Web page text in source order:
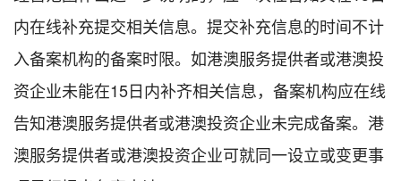
内在线补充提交相关信息。提交补充信息的时间不计
入备案机构的备案时限。如港澳服务提供者或港澳投
资企业未能在15日内补齐相关信息，备案机构应在线
告知港澳服务提供者或港澳投资企业未完成备案。 港
澳服务提供者或港澳投资企业可就同一设立或变更事